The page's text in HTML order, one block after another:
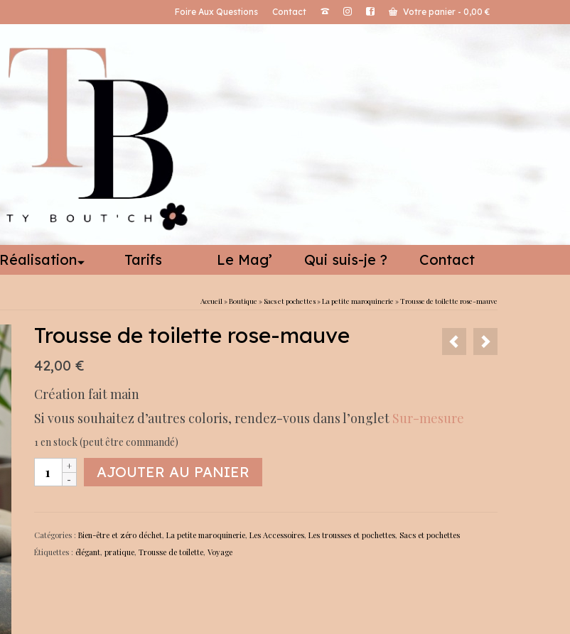
Foire Aux Questions Contact Votre panier - 0,00 €
Réalisation Tarifs Le Mag’ Qui suis-je ? Contact
Accueil»Boutique » Sacs et pochettes»La petite maroquinerie »Trousse de toilette rose-mauve
Trousse de toilette rose-mauve
42,00 €
Création fait main
Si vous souhaitez d’autres coloris, rendez-vous dans l’onglet Sur-mesure
1 en stock (peut être commandé)
quantité
de
toilette
rose-
AJOUTER AU PANIER
Catégories : Bien-être et zéro déchet, La petite maroquinerie, Les Accessoires, Les trousses et pochettes, Sacs et pochettes
Étiquettes : élégant, pratique, Trousse de toilette, Voyage